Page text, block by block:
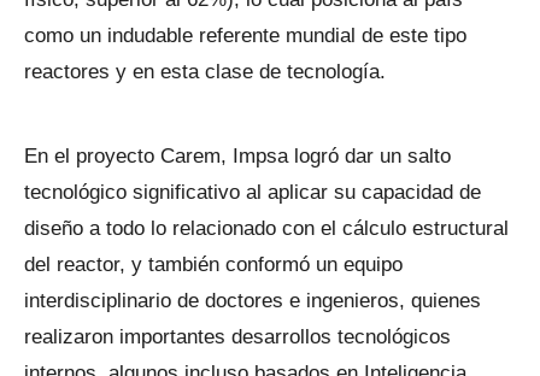
como un indudable referente mundial de este tipo
reactores y en esta clase de tecnología.
En el proyecto Carem, Impsa logró dar un salto
tecnológico significativo al aplicar su capacidad de
diseño a todo lo relacionado con el cálculo estructural
del reactor, y también conformó un equipo
interdisciplinario de doctores e ingenieros, quienes
realizaron importantes desarrollos tecnológicos